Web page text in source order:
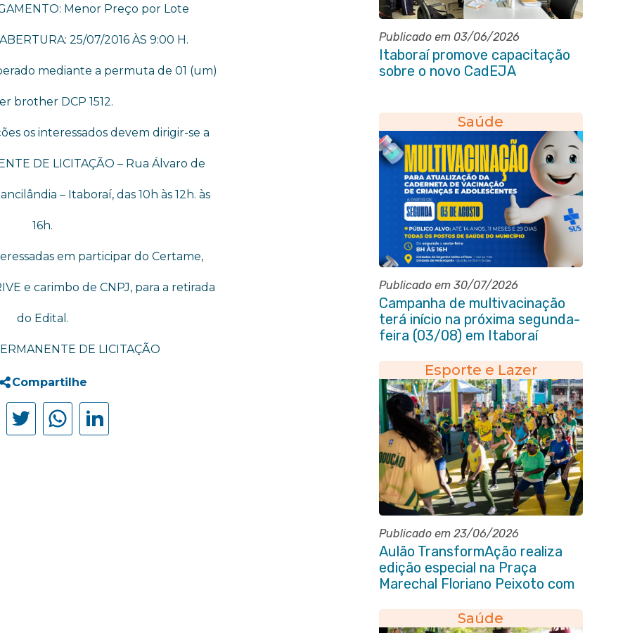
Menor Preço por Lote
25/07/2016 ÀS 9:00 H.
mediante a permuta de 01 (um)
brother DCP 1512.
os interessados devem dirigir-se a
DE LICITAÇÃO – Rua Álvaro de
– Itaboraí, das 10h às 12h. às
16h.
em participar do Certame,
e carimbo de CNPJ, para a retirada
do Edital.
DE LICITAÇÃO
Compartilhe
Publicado em 03/06/2026
Itaboraí promove capacitação
sobre o novo CadEJA
Saúde
Publicado em 30/07/2026
Campanha de multivacinação
terá início na próxima segunda-
feira (03/08) em Itaboraí
Esporte e Lazer
Publicado em 23/06/2026
Aulão TransformAção realiza
edição especial na Praça
Marechal Floriano Peixoto com
Saúde